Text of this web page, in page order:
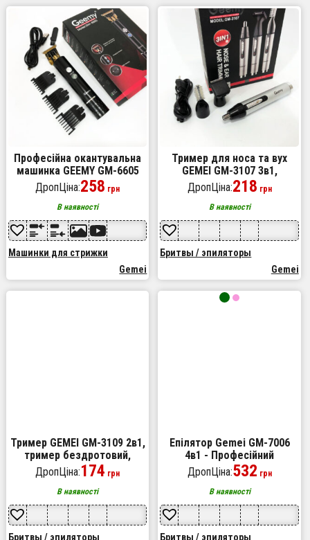
Професійна окантувальна
машинка GEEMY GM-6605
для стрижки волосся,
окантовки, бороди та вусів
ДропЦіна:258 грн
В наявності
Машинки для стрижки
Gemei
Тример для носа та вух
GEMEI GM-3107 3в1,
електробритва з
насадками для бороди,
триммер для бороди
ДропЦіна:218 грн
В наявності
Бритвы / эпиляторы
Gemei
Тример GEMEI GM-3109 2в1,
тример бездротовий,
машинка чоловіча для
гоління, бездротова
електробритва
ДропЦіна:174 грн
В наявності
Бритвы / эпиляторы
Епілятор Gemei GM-7006
4в1 - Професійний
бездротовий епілятор
бритва з насадками
триммер + пемза
ДропЦіна:532 грн
В наявності
Бритвы / эпиляторы